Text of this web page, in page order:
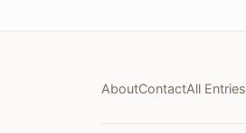
AboutContactAll Entries